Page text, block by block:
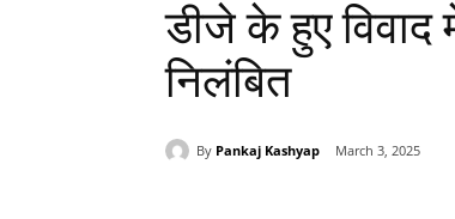
डीजे के हुए विवाद
निलंबित
By Pankaj Kashyap March 3, 2025